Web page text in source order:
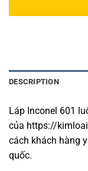
DESCRIPTION
Láp Inconel 601
của https://
cách khách hàng
quốc.